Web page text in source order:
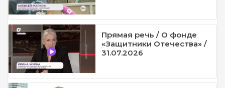
Прямая речь / О фонде
«Защитники Отечества» /
31.07.2026